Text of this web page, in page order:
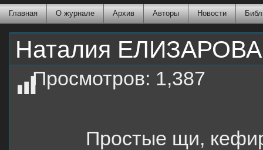
Главная О журнале Архив Авторы Новости
Наталия
Просмотров: 1,387
Простые щи,